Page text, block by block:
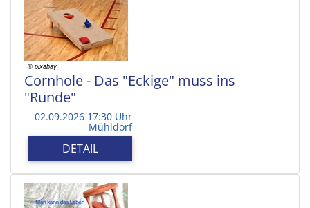
Cornhole - Das "Eckige" muss ins
"Runde"
02.09.2026 17:30 Uhr
Mühldorf
DETAIL